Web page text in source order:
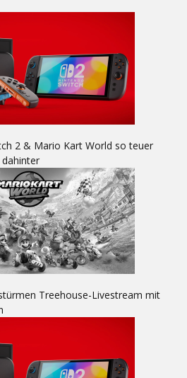
2 & Mario Kart World so teuer
Treehouse-Livestream mit